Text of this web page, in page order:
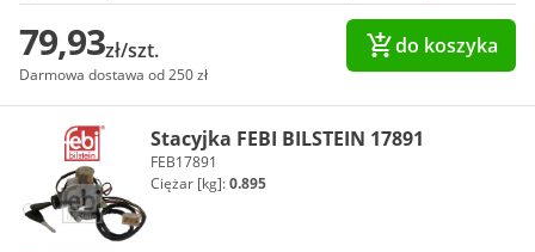
79,93zł/szt.
Darmowa dostawa od 250 zł
do koszyka
Stacyjka FEBI BILSTEIN 17891
FEB17891
Ciężar [kg]:0.895